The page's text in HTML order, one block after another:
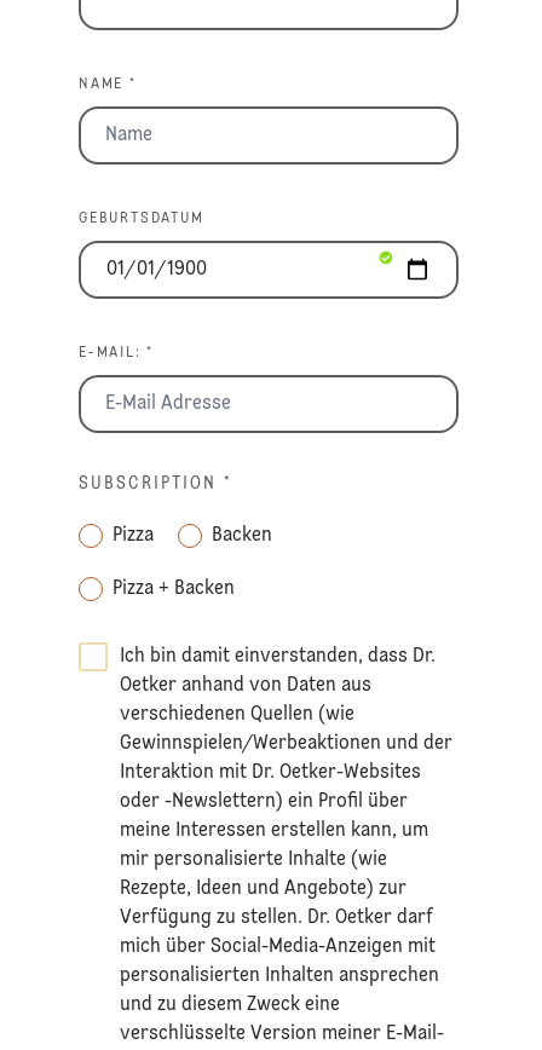
NAME *
GEBURTSDATUM
E-MAIL: *
SUBSCRIPTION *
Pizza Backen
Pizza + Backen
Ich bin damit einverstanden, dass Dr.
Oetker anhand von Daten aus
verschiedenen Quellen (wie
Gewinnspielen/Werbeaktionen und der
Interaktion mit Dr. Oetker-Websites
oder -Newslettern) ein Profil über
meine Interessen erstellen kann, um
mir personalisierte Inhalte (wie
Rezepte, Ideen und Angebote) zur
Verfügung zu stellen. Dr. Oetker darf
mich über Social-Media-Anzeigen mit
personalisierten Inhalten ansprechen
und zu diesem Zweck eine
verschlüsselte Version meiner E-Mail-